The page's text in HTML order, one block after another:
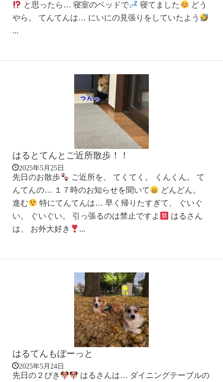
と思ったら… 寝室のベッドで
寝てました
どう
やら。 てんてんは… にいにの見張りをしていたよう
...
はるとてんとご近所散歩！！
2025年5月25日
先日のお散歩
ご近所を、 てくてく。 くんくん。 て
んてんの… １７時のお知らせを聞いて
どんどん。
進む
特にてんてんは… 早く帰りたすぎて、 ぐいぐ
い。 ぐいぐい。 引っ張るのは禁止ですよ
はるさん
は、 お外大好き
...
はるてんもぼーっと
2025年5月24日
先日の２ぴき はるさんは… ダイニングテーブルの